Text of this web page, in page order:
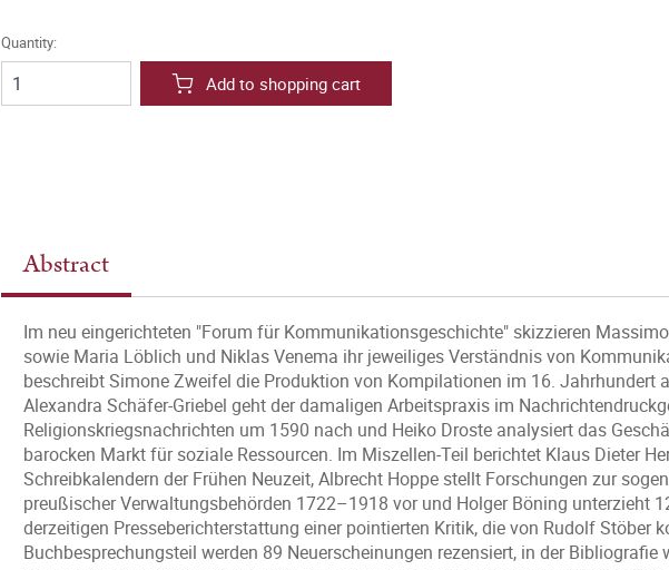
Quantity:
Add to shopping cart
Abstract
Im neu eingerichteten "Forum für Kommunikationsgeschichte" skizzieren
sowie Maria Löblich und Niklas Venema ihr jeweiliges Verständnis von
beschreibt Simone Zweifel die Produktion von Kompilationen im 16. Jahrhundert
Alexandra Schäfer-Griebel geht der damaligen Arbeitspraxis im
Religionskriegsnachrichten um 1590 nach und Heiko Droste analysiert das
barocken Markt für soziale Ressourcen. Im Miszellen-Teil berichtet Klaus Dieter
Schreibkalendern der Frühen Neuzeit, Albrecht Hoppe stellt Forschungen zur
preußischer Verwaltungsbehörden 1722–1918 vor und Holger Böning unterzieht
derzeitigen Presseberichterstattung einer pointierten Kritik, die von Rudolf Stöber
Buchbesprechungsteil werden 89 Neuerscheinungen rezensiert, in der Bibliografie